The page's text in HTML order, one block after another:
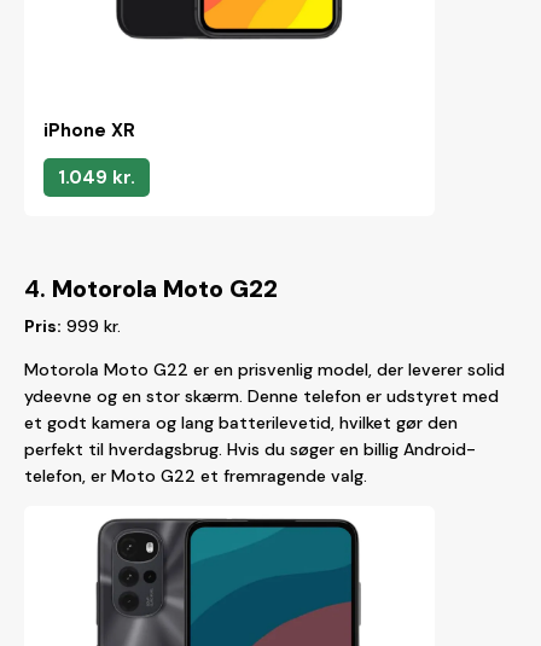
iPhone XR
1.049 kr.
4. Motorola Moto G22
Pris: 999 kr.
Motorola Moto G22 er en prisvenlig model, der leverer solid
ydeevne og en stor skærm. Denne telefon er udstyret med
et godt kamera og lang batterilevetid, hvilket gør den
perfekt til hverdagsbrug. Hvis du søger en billig Android-
telefon, er Moto G22 et fremragende valg.